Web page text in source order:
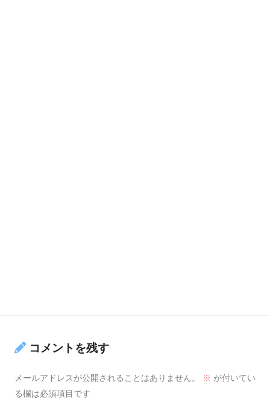
コメントを残す
メールアドレスが公開されることはありません。 ※ が付いてい
る欄は必須項目です